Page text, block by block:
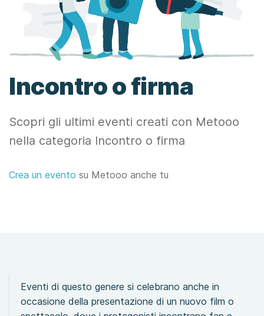
Incontro o firma
Scopri gli ultimi eventi creati con Metooo
nella categoria Incontro o firma
Crea un evento su Metooo anche tu
Eventi di questo genere si celebrano anche in
occasione della presentazione di un nuovo film o